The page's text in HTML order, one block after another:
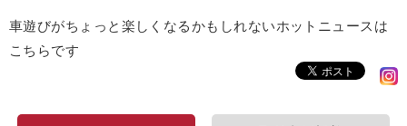
車遊びがちょっと楽しくなるかもしれないホットニュースは
こちらです